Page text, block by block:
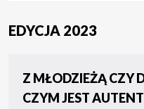
EDYCJA 2023
Z MŁODZIEŻĄ CZY
CZYM JEST